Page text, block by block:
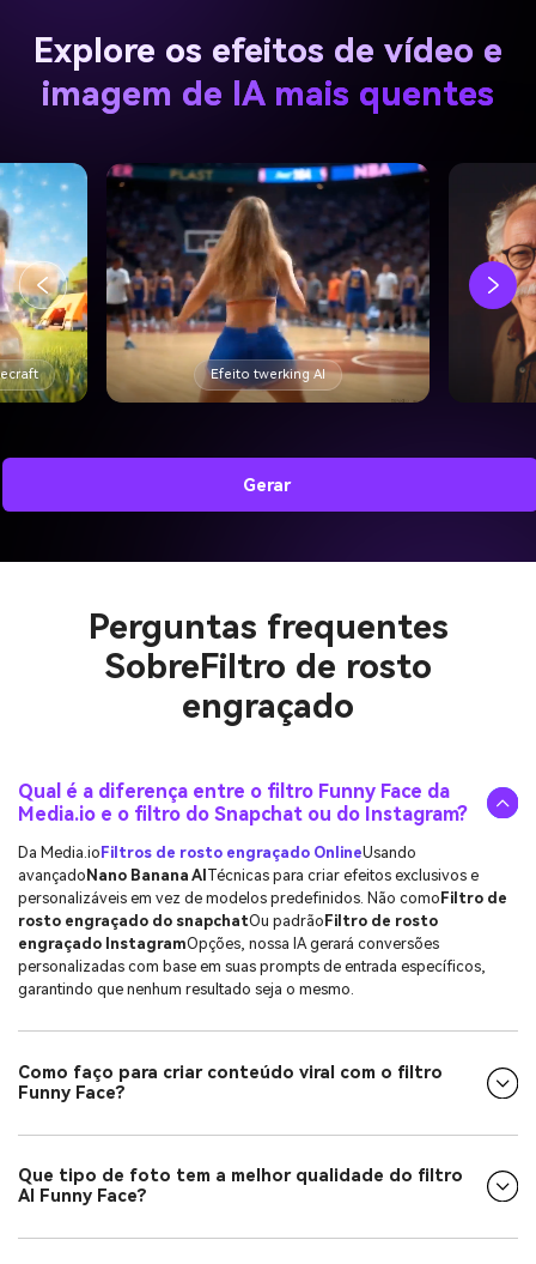
Explore os efeitos de vídeo e
imagem de IA mais quentes
Filtro de idade AI
Gerar
Perguntas frequentes
Sobre Filtro de rosto
engraçado
Qual é a diferença entre o filtro Funny Face da
Media.io e o filtro do Snapchat ou do Instagram?
Da Media.io Filtros de rosto engraçado OnlineUsando
avançado Nano Banana AI Técnicas para criar efeitos exclusivos e
personalizáveis em vez de modelos predefinidos. Não como Filtro de
rosto engraçado do snapchatOu padrão Filtro de rosto
engraçado InstagramOpções, nossa IA gerará conversões
personalizadas com base em suas prompts de entrada específicos,
garantindo que nenhum resultado seja o mesmo.
Como faço para criar conteúdo viral com o filtro
Funny Face?
Que tipo de foto tem a melhor qualidade do filtro
AI Funny Face?